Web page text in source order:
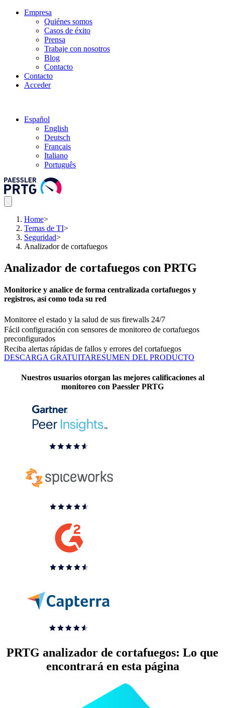
Empresa
Quiénes somos
Casos de éxito
Prensa
Trabaje con nosotros
Blog
Contacto
Contacto
Acceder
Español
English
Deutsch
Français
Italiano
Português
Home>
Temas de TI>
Seguridad>
Analizador de cortafuegos
Analizador de cortafuegos con PRTG
Monitorice y analice de forma centralizada cortafuegos y
registros, así como toda su red
Monitoree el estado y la salud de sus firewalls 24/7
Fácil configuración con sensores de monitoreo de cortafuegos
preconfigurados
Reciba alertas rápidas de fallos y errores del cortafuegos
DESCARGA GRATUITARESUMEN DEL PRODUCTO
Nuestros usuarios otorgan las mejores calificaciones al
monitoreo con Paessler PRTG
PRTG analizador de cortafuegos: Lo que
encontrará en esta página